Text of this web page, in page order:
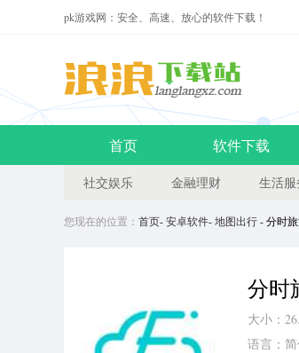
pk游戏网：安全、高速、放心的软件下载！
首页 软件下载
社交娱乐 金融理财 生活服
您现在的位置： 首页-安卓软件-地图出行- 分时
分时
大小：
语言：